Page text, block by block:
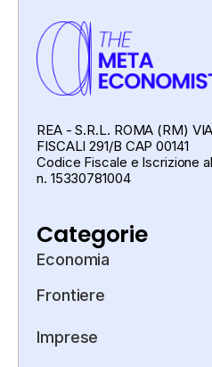
REA - S.R.L. ROMA (RM)
FISCALI 291/B CAP 00141
Codice Fiscale e Iscrizione
n. 15330781004
Categorie
Economia
Frontiere
Imprese